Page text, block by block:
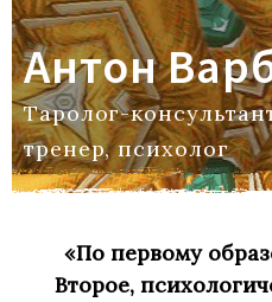
Антон
Таролог-
тренер, психолог
«По первому
Второе,